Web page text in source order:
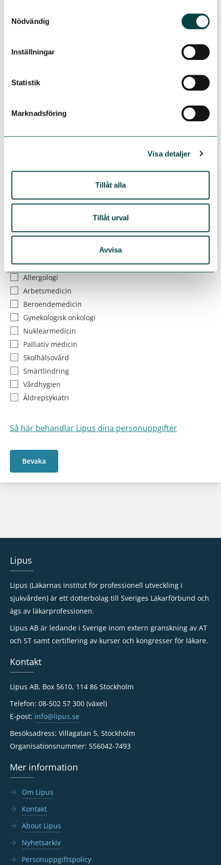
Nödvändig
Inställningar
Statistik
Marknadsföring
Visa detaljer
Tillåt alla
Tillåt urval
Avvisa
Thoraxkirurgi
Öron-, näs- och halssjukdomar
Klinisk immunologi och transfusionsmedicin
Klinisk mikrobiologi
Neurologiska specialiteter
Psykiatriska specialiteter
Barn- och ungdomspsykiatri
Psykiatri
Tilläggsspecialiteter
Allergologi
Arbetsmedicin
Beroendemedicin
Gynekologisk onkologi
Nuklearmedicin
Palliativ medicin
Skolhälsovård
Smärtlindring
Vårdhygien
Äldrepsykiatri
Så här behandlar Lipus dina personuppgifter
Bevaka
Lipus
Lipus (Läkarnas institut för professionell utveckling i
sjukvården) är ett dotterbolag till Sveriges Läkarförbund och
ägs av läkarprofessionen.
Lipus AB är ledande i Sverige inom extern granskning av AT
och ST samt certifiering av kurser och kongresser för läkare.
Kontakt
Lipus AB, Box 5610, 114 86 Stockholm
Telefon: 08-502 57 300 (växel)
E-post: info@lipus.se
Besöksadress: Villagatan 5, Stockholm
Organisationsnummer: 556042-7493
Mer information
Om Lipus
Kontakt
About Lipus
Nyhetsarkiv
Personuppgiftspolicy